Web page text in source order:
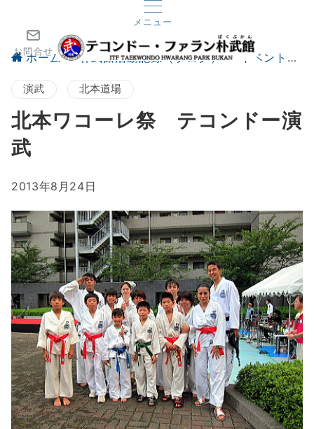
メニュー
お問合せ
ホーム 朴武館活動記録（ブログ） イベント
演武 北本道場
北本ワコーレ祭 テコンドー演
武
2013年8月24日